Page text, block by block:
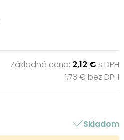
Základná cena: 2,12 € s DPH
1,73 € bez DPH
Skladom